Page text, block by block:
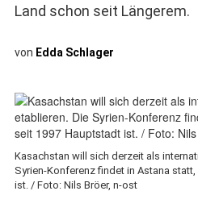
Land schon seit Längerem.
von Edda Schlager
Kasachstan will sich derzeit als
Syrien-Konferenz findet in Astana
ist. / Foto: Nils Bröer, n-ost